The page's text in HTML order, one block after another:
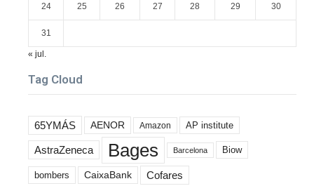
24 25 26 27 28 29 30
31
« jul.
Tag Cloud
65YMÁS AENOR Amazon AP institute
AstraZeneca Bages Barcelona Biow
bombers CaixaBank Cofares